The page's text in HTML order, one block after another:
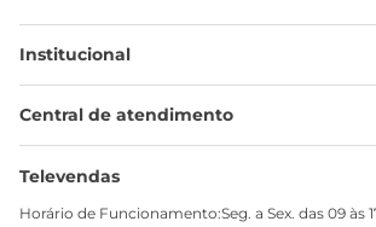
Institucional
Minha Conta
Meus pedidos
Central de atendimento
Ajuda
Televendas
Horário de Funcionamento:Seg. a Sex. das 09 às